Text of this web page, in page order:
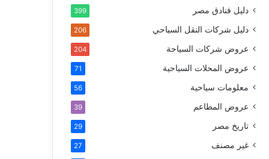
دليل فنادق مصر 399
دليل شركات النقل السياحي 206
عروض شركات السياحة 204
عروض المحلات السياحية 71
معلومات سياحية 56
عروض المطاعم 39
تاريخ مصر 29
غير مصنف 27